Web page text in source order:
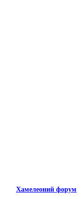
Хамелеоний форум